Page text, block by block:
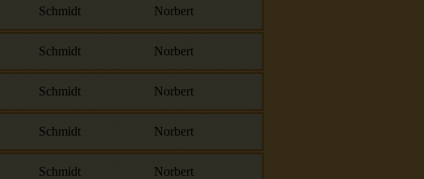
Schmidt Norbert
Schmidt Norbert
Schmidt Norbert
Schmidt Norbert
Schmidt Norbert